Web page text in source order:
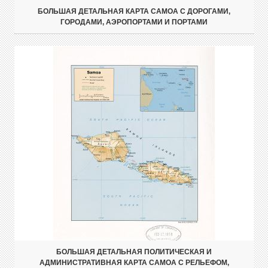
БОЛЬШАЯ ДЕТАЛЬНАЯ КАРТА САМОА С ДОРОГАМИ,
ГОРОДАМИ, АЭРОПОРТАМИ И ПОРТАМИ
БОЛЬШАЯ ДЕТАЛЬНАЯ ПОЛИТИЧЕСКАЯ И
АДМИНИСТРАТИВНАЯ КАРТА САМОА С РЕЛЬЕФОМ,